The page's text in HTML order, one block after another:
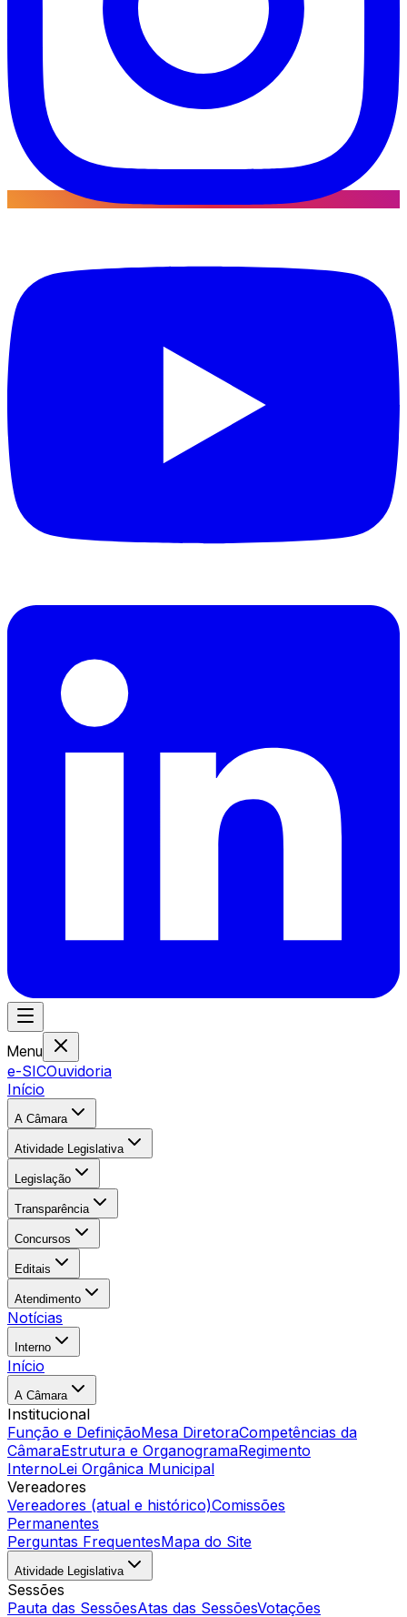
Menu
e-SICOuvidoria
Início
A Câmara
Atividade Legislativa
Legislação
Transparência
Concursos
Editais
Atendimento
Notícias
Interno
Início
A Câmara
Institucional
Função e DefiniçãoMesa DiretoraCompetências da
CâmaraEstrutura e OrganogramaRegimento
InternoLei Orgânica Municipal
Vereadores
Vereadores (atual e histórico)Comissões
Permanentes
Perguntas FrequentesMapa do Site
Atividade Legislativa
Sessões
Pauta das SessõesAtas das SessõesVotações